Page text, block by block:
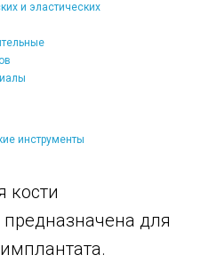
и эластических
инструменты
кости
для